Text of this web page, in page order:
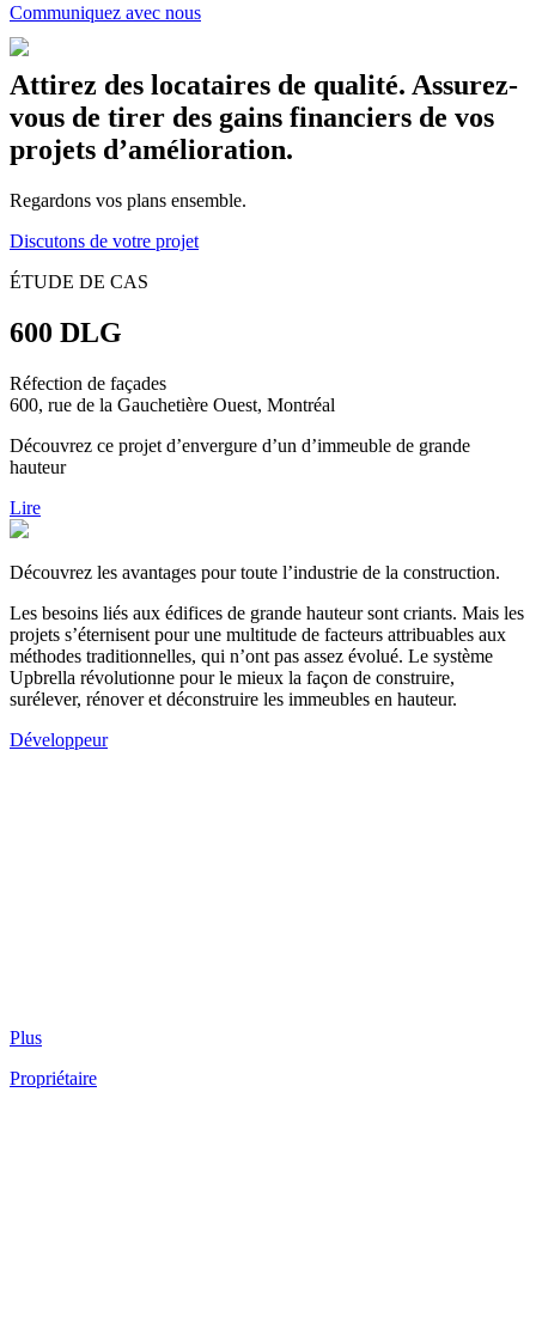
Communiquez avec nous
Attirez des locataires de qualité. Assurez-
vous de tirer des gains financiers de vos
projets d’amélioration.
Regardons vos plans ensemble.
Discutons de votre projet
ÉTUDE DE CAS
600 DLG
Réfection de façades
600, rue de la Gauchetière Ouest, Montréal
Découvrez ce projet d’envergure d’un d’immeuble de grande
hauteur
Lire
Découvrez les avantages pour toute l’industrie de la construction.
Les besoins liés aux édifices de grande hauteur sont criants. Mais les
projets s’éternisent pour une multitude de facteurs attribuables aux
méthodes traditionnelles, qui n’ont pas assez évolué. Le système
Upbrella révolutionne pour le mieux la façon de construire,
surélever, rénover et déconstruire les immeubles en hauteur.
Développeur
Plus
Propriétaire